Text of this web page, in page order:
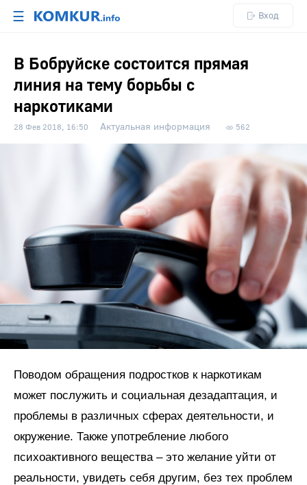
☰ Вход
В Бобруйске состоится прямая
линия на тему борьбы с
наркотиками
28 Фев 2018, 16:50 Актуальная информация 562
Поводом обращения подростков к наркотикам
может послужить и социальная дезадаптация, и
проблемы в различных сферах деятельности, и
окружение. Также употребление любого
психоактивного вещества – это желание уйти от
реальности, увидеть себя другим, без тех проблем